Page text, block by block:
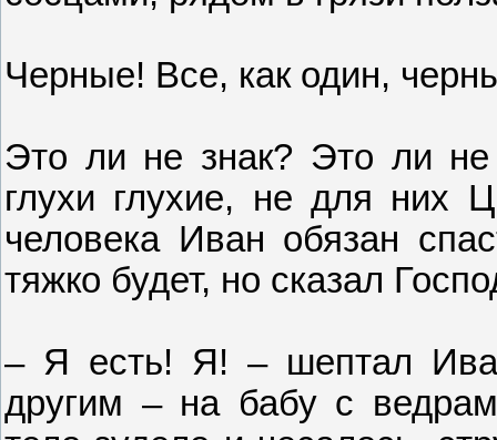
Черные! Все, как один,
Это ли не знак? Это ли
глухи глухие, не для них
человека Иван обязан
тяжко будет, но сказал
– Я есть! Я! – шептал
другим – на бабу с